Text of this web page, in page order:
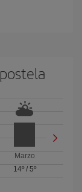
Marzo
14º/ 5º